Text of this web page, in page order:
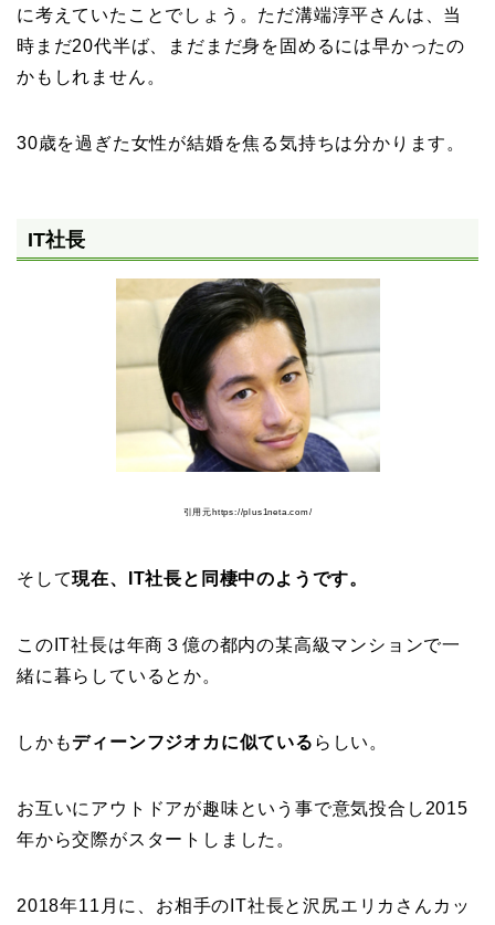
に考えていたことでしょう。ただ溝端淳平さんは、当
時まだ20代半ば、まだまだ身を固めるには早かったの
かもしれません。
30歳を過ぎた女性が結婚を焦る気持ちは分かります。
IT社長
引用元https://plus1neta.com/
そして現在、IT社長と同棲中のようです。
このIT社長は年商３億の都内の某高級マンションで一
緒に暮らしているとか。
しかもディーンフジオカに似ている らしい。
お互いにアウトドアが趣味という事で意気投合し2015
年から交際がスタートしました。
2018年11月に、お相手のIT社長と沢尻エリカさんカッ